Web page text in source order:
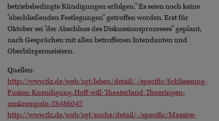
betriebsbedingte Kündigungen erfolgen." Es seien noch keine
"abschließenden Festlegungen" getroffen worden. Erst für
Oktober sei "der Abschluss des Diskussionsprozesses" geplant,
nach Gesprächen mit allen betroffenen Intendanten und
Oberbürgermeistern.
Quellen:
http://www.tlz.de/web/zgt/leben/detail/-/specific/Schliessung-
Fusion-Kuendigung-Hoff-will-Theaterland-Thueringen-
umkrempeln-28486042
http://www.tlz.de/web/zgt/suche/detail/-/specific/Massive-